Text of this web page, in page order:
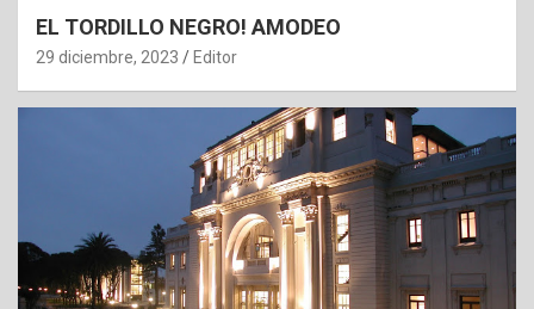
EL TORDILLO NEGRO! AMODEO
29 diciembre, 2023 Editor